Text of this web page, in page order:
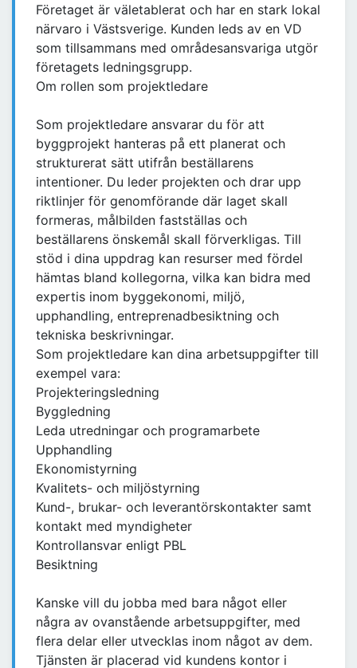
Företaget är väletablerat och har en stark lokal
närvaro i Västsverige. Kunden leds av en VD
som tillsammans med områdesansvariga utgör
företagets ledningsgrupp.
Om rollen som projektledare
Som projektledare ansvarar du för att
byggprojekt hanteras på ett planerat och
strukturerat sätt utifrån beställarens
intentioner. Du leder projekten och drar upp
riktlinjer för genomförande där laget skall
formeras, målbilden fastställas och
beställarens önskemål skall förverkligas. Till
stöd i dina uppdrag kan resurser med fördel
hämtas bland kollegorna, vilka kan bidra med
expertis inom byggekonomi, miljö,
upphandling, entreprenadbesiktning och
tekniska beskrivningar.
Som projektledare kan dina arbetsuppgifter till
exempel vara:
Projekteringsledning
Byggledning
Leda utredningar och programarbete
Upphandling
Ekonomistyrning
Kvalitets- och miljöstyrning
Kund-, brukar- och leverantörskontakter samt
kontakt med myndigheter
Kontrollansvar enligt PBL
Besiktning
Kanske vill du jobba med bara något eller
några av ovanstående arbetsuppgifter, med
flera delar eller utvecklas inom något av dem.
Tjänsten är placerad vid kundens kontor i